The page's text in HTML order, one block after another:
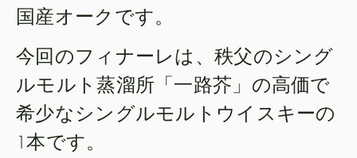
国産オークです。
今回のフィナーレは、秩父のシング
ルモルト蒸溜所「一路芥」の高価で
希少なシングルモルトウイスキーの
1本です。